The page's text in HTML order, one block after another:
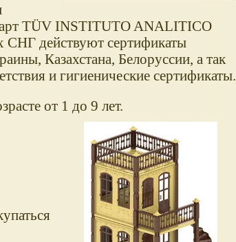
TÜV INSTITUTO ANALITICO
СНГ действуют сертификаты
Казахстана, Белоруссии, а так
и гигиенические сертификаты.
от 1 до 9 лет.